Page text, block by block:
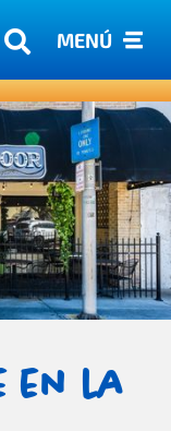
MENÚ
en la